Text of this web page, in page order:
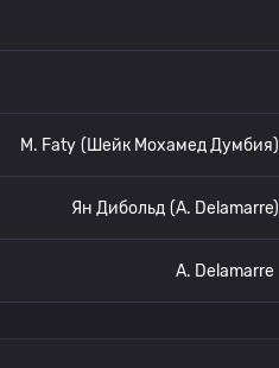
(Шейк Мохамед Думбия)
M. Faty
(A. Delamarre)
Ян Дибольд
A. Delamarre